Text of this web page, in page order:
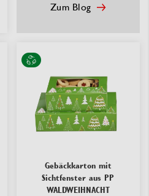
Zum Blog
Gebäckkarton mit
Sichtfenster aus PP
WALDWEIHNACHT